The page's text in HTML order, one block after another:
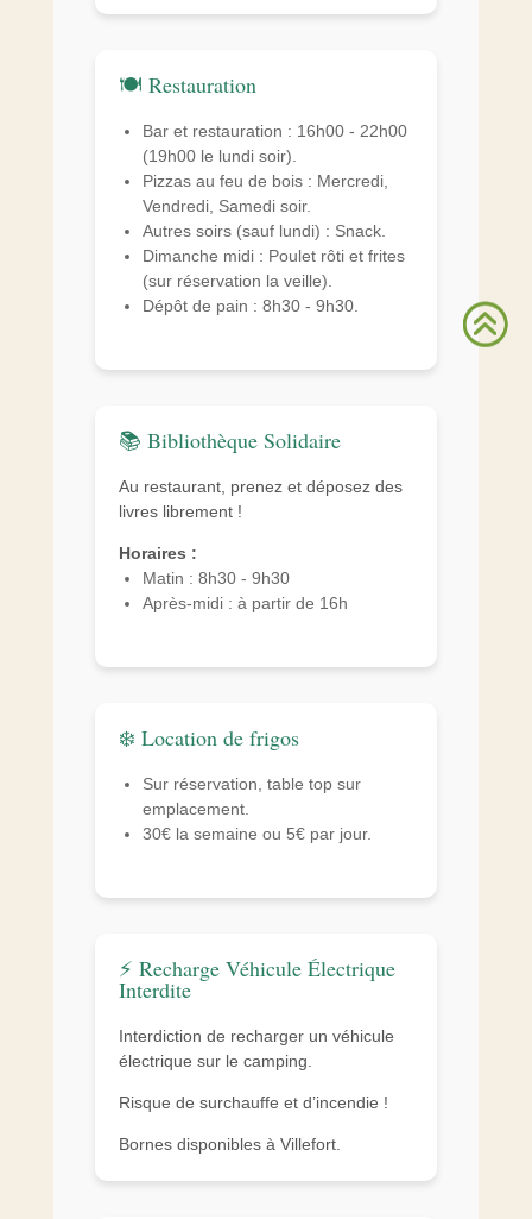
🍽️ Restauration
Bar et restauration : 16h00 - 22h00
(19h00 le lundi soir).
Pizzas au feu de bois : Mercredi,
Vendredi, Samedi soir.
Autres soirs (sauf lundi) : Snack.
Dimanche midi : Poulet rôti et frites
(sur réservation la veille).
Dépôt de pain : 8h30 - 9h30.
📚 Bibliothèque Solidaire
Au restaurant, prenez et déposez des
livres librement !
Horaires :
Matin : 8h30 - 9h30
Après-midi : à partir de 16h
❄️ Location de frigos
Sur réservation, table top sur
emplacement.
30€ la semaine ou 5€ par jour.
⚡ Recharge Véhicule Électrique
Interdite
Interdiction de recharger un véhicule
électrique sur le camping.
Risque de surchauffe et d’incendie !
Bornes disponibles à Villefort.
>
>